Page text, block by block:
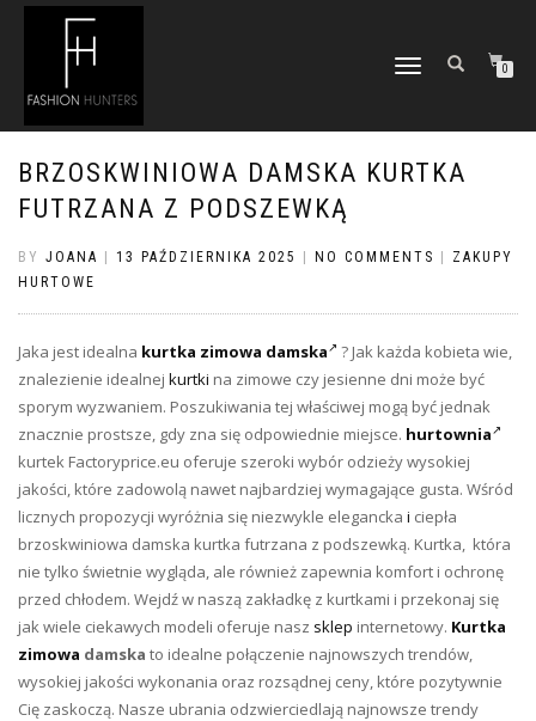
TOGGLE
0
BRZOSKWINIOWA DAMSKA KURTKA
FUTRZANA Z PODSZEWKĄ
BY JOANA 13 PAŹDZIERNIKA 2025 NO COMMENTS
ZAKUPY
HURTOWE
Jaka jest idealna kurtka zimowa damska
? Jak każda kobieta wie,
znalezienie idealnej kurtki na zimowe czy jesienne dni może być
sporym wyzwaniem. Poszukiwania tej właściwej mogą być jednak
znacznie prostsze, gdy zna się odpowiednie miejsce. hurtownia
kurtek Factoryprice.eu oferuje szeroki wybór odzieży wysokiej
jakości, które zadowolą nawet najbardziej wymagające gusta. Wśród
licznych propozycji wyróżnia się niezwykle elegancka i ciepła
brzoskwiniowa damska kurtka futrzana z podszewką. Kurtka, która
nie tylko świetnie wygląda, ale również zapewnia komfort i ochronę
przed chłodem. Wejdź w naszą zakładkę z kurtkami i przekonaj się
jak wiele ciekawych modeli oferuje nasz sklep internetowy. Kurtka
zimowa damska to idealne połączenie najnowszych trendów,
wysokiej jakości wykonania oraz rozsądnej ceny, które pozytywnie
Cię zaskoczą. Nasze ubrania odzwierciedlają najnowsze trendy